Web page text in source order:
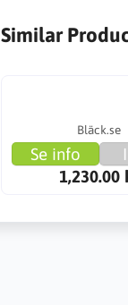
Similar
Bläck.se
Se info
1,230.00